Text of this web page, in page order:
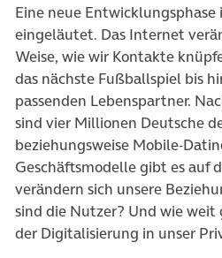
Eine neue
eingeläutet. Das Internet
Weise, wie wir Kontakte
das nächste Fußballspiel bis
passenden Lebenspartner.
sind vier Millionen Deutsche
beziehungsweise Mobile-
Geschäftsmodelle gibt es auf
verändern sich unsere
sind die Nutzer? Und wie weit
der Digitalisierung in unser